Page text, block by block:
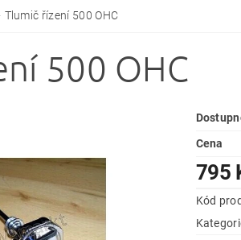
Tlumič řízení 500 OHC
500 OHC
Cena
795
Kód